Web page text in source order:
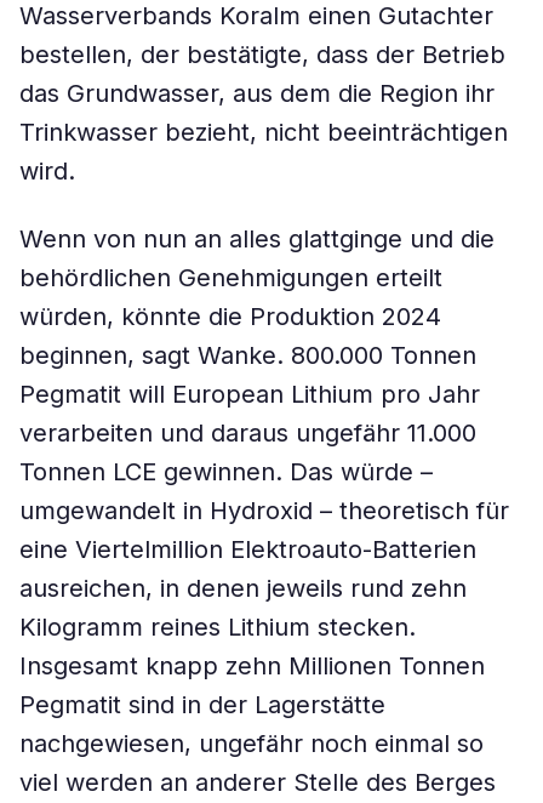
Wasserverbands Koralm einen Gutachter
bestellen, der bestätigte, dass der Betrieb
das Grundwasser, aus dem die Region ihr
Trinkwasser bezieht, nicht beeinträchtigen
wird.
Wenn von nun an alles glattginge und die
behördlichen Genehmigungen erteilt
würden, könnte die Produktion 2024
beginnen, sagt Wanke. 800.000 Tonnen
Pegmatit will European Lithium pro Jahr
verarbeiten und daraus ungefähr 11.000
Tonnen LCE gewinnen. Das würde –
umgewandelt in Hydroxid – theoretisch für
eine Viertelmillion Elektroauto-Batterien
ausreichen, in denen jeweils rund zehn
Kilogramm reines Lithium stecken.
Insgesamt knapp zehn Millionen Tonnen
Pegmatit sind in der Lagerstätte
nachgewiesen, ungefähr noch einmal so
viel werden an anderer Stelle des Berges